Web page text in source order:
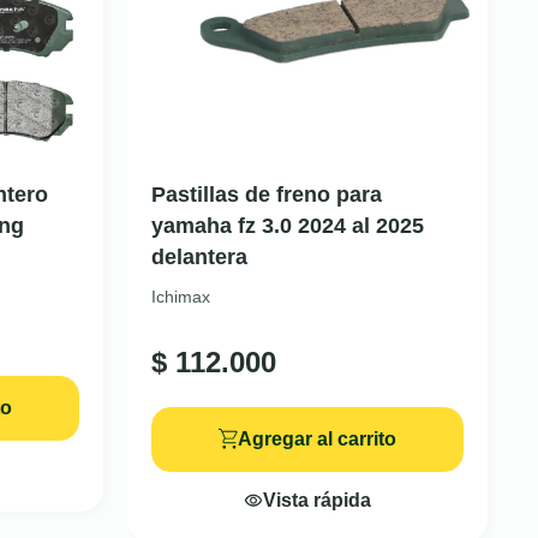
Pastillas de freno para
yamaha fz 3.0 2024 al 2025
delantera
Ichimax
$ 112.000
Agregar al carrito
Vista rápida